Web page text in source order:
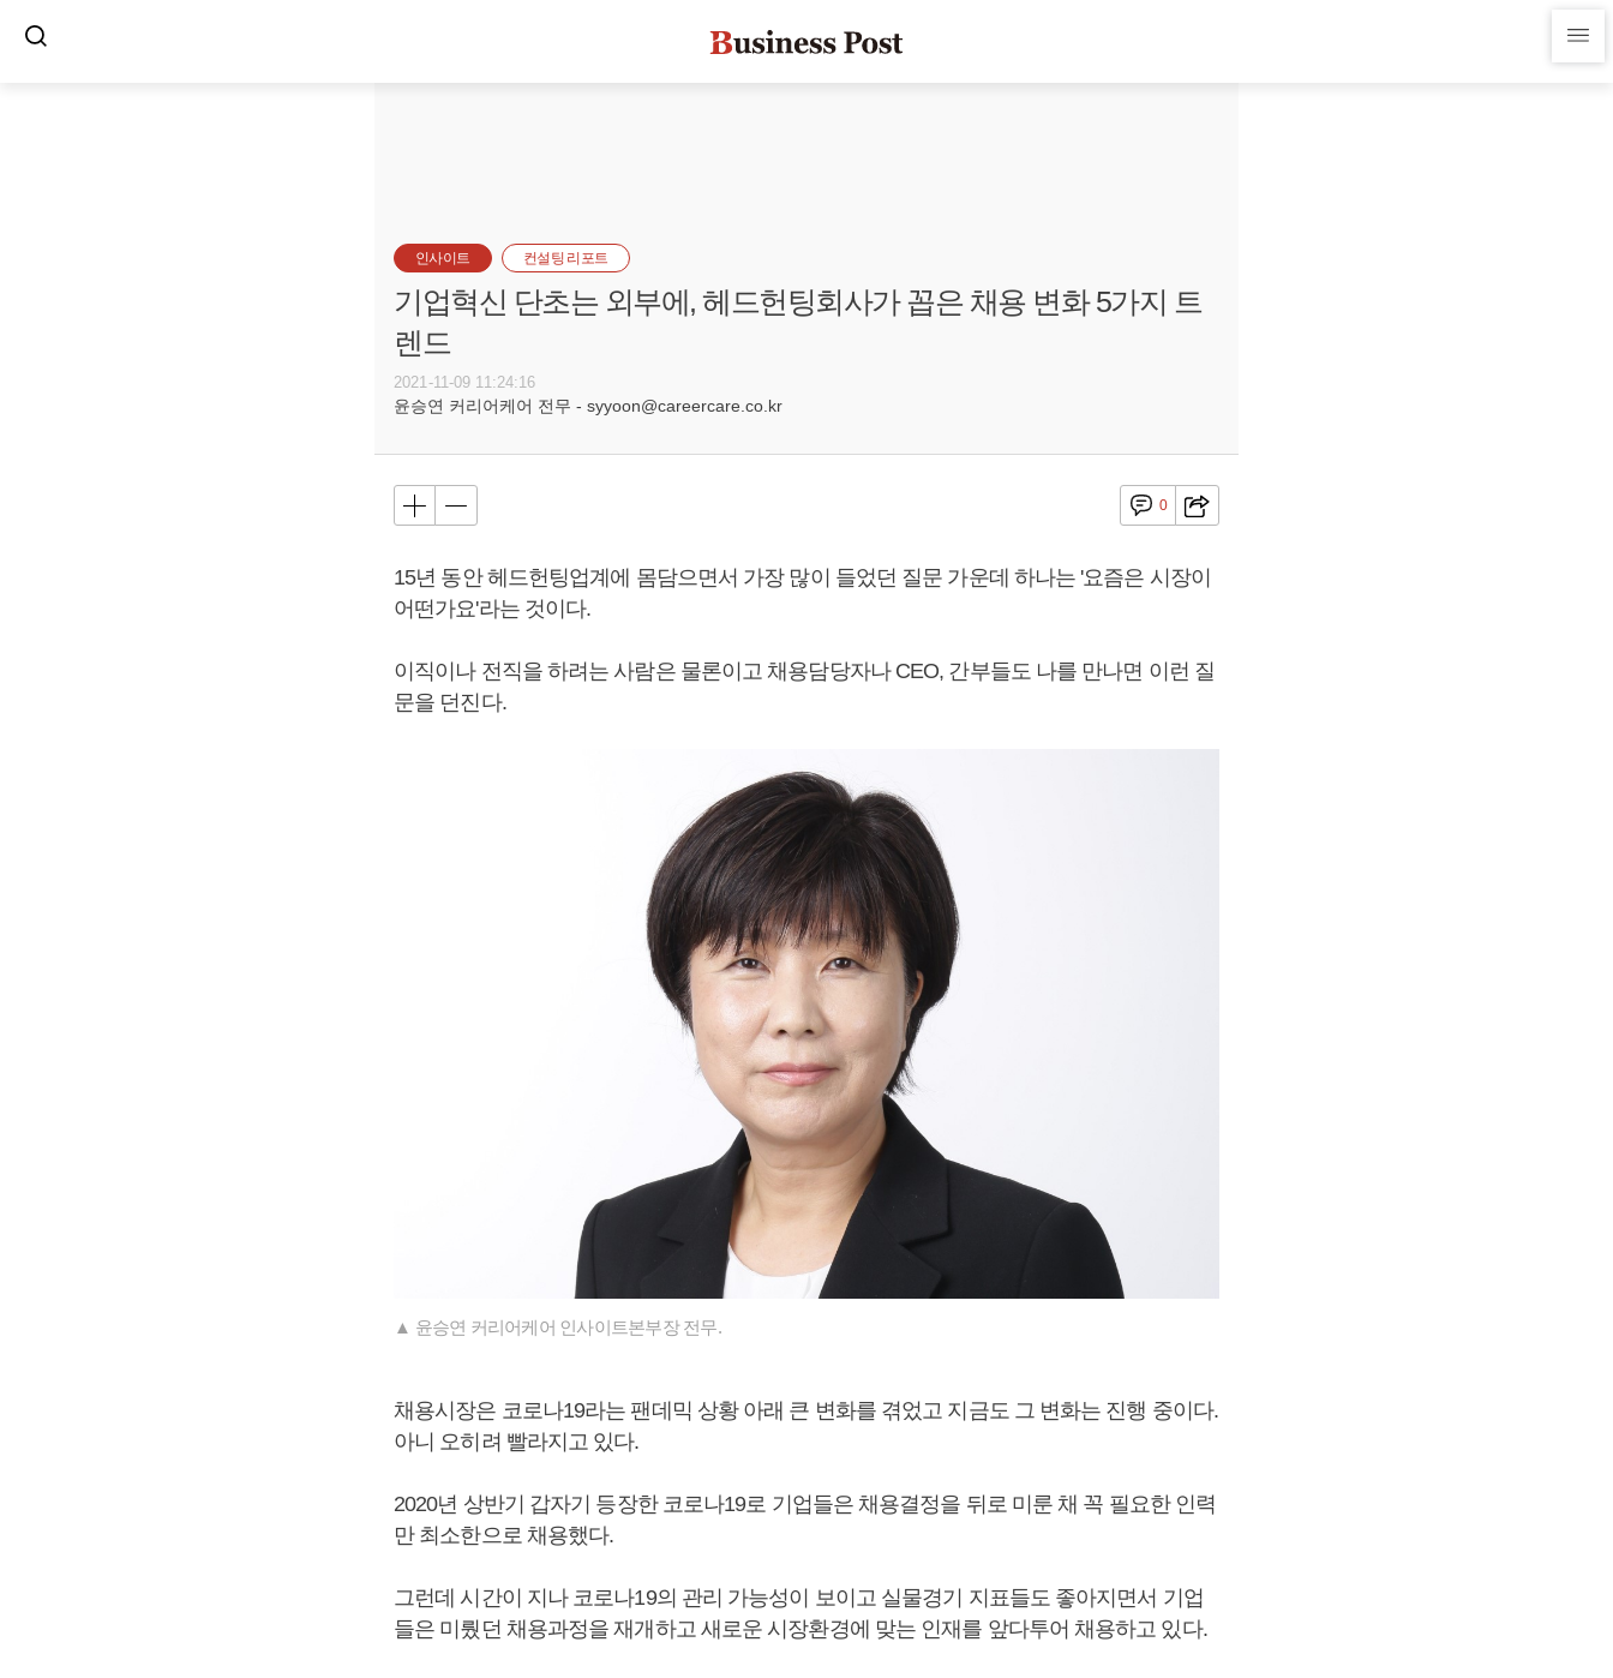
인사이트 컨설팅 리포트
기업혁신 단초는 외부에, 헤드헌팅회사가 꼽은 채용 변화 5가지 트
렌드
2021-11-09 11:24:16
윤승연 커리어케어 전무 - syyoon@careercare.co.kr
0
15년 동안 헤드헌팅업계에 몸담으면서 가장 많이 들었던 질문 가운데 하나는 '요즘은 시장이
어떤가요'라는 것이다.
이직이나 전직을 하려는 사람은 물론이고 채용담당자나 CEO, 간부들도 나를 만나면 이런 질
문을 던진다.
▲ 윤승연 커리어케어 인사이트본부장 전무.
채용시장은 코로나19라는 팬데믹 상황 아래 큰 변화를 겪었고 지금도 그 변화는 진행 중이다.
아니 오히려 빨라지고 있다.
2020년 상반기 갑자기 등장한 코로나19로 기업들은 채용결정을 뒤로 미룬 채 꼭 필요한 인력
만 최소한으로 채용했다.
그런데 시간이 지나 코로나19의 관리 가능성이 보이고 실물경기 지표들도 좋아지면서 기업
들은 미뤘던 채용과정을 재개하고 새로운 시장환경에 맞는 인재를 앞다투어 채용하고 있다.